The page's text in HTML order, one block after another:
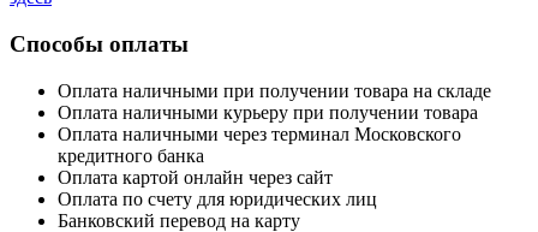
Способы оплаты
Оплата наличными при получении товара на складе
Оплата наличными курьеру при получении товара
Оплата наличными через терминал Московского
кредитного банка
Оплата картой онлайн через сайт
Оплата по счету для юридических лиц
Банковский перевод на карту